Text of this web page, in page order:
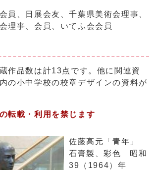
員、日展会友、千葉県美術会理事、
理事、会員、いてふ会会員
作品数は計13点です。他に関連資
の小中学校の校章デザインの資料が
転載・利用を禁じます
佐藤高元「青年」
石膏製、彩色 昭和
39（1964）年